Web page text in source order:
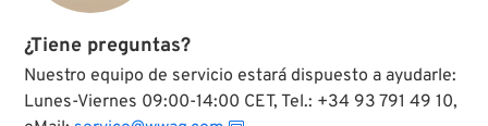
¿Tiene preguntas?
Nuestro equipo de servicio estará dispuesto a ayudarle:
Lunes-Viernes 09:00-14:00 CET, Tel.: +34 93 791 49 10,